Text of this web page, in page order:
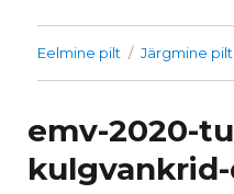
Eelmine pilt Järgmine pilt
emv-2020-
kulgvankrid-